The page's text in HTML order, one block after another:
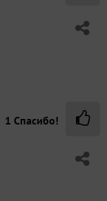
1 Спасибо!